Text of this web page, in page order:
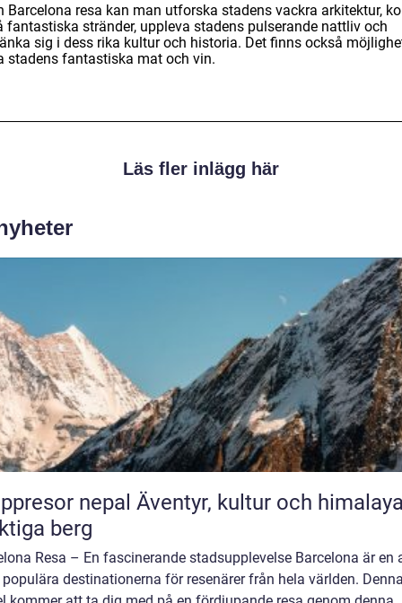
Barcelona resa kan man utforska stadens vackra arkitektur,
fantastiska stränder, uppleva stadens pulserande nattliv och
sig i dess rika kultur och historia. Det finns också
stadens fantastiska mat och vin.
Läs fler inlägg här
nepal Äventyr, kultur och himalayas
berg
Resa – En fascinerande stadsupplevelse Barcelona är en
destinationerna för resenärer från hela världen.